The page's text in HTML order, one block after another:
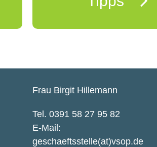
Frau Birgit Hillemann
Tel. 0391 58 27 95 82
E-Mail:
geschaeftsstelle(at)vsop.de